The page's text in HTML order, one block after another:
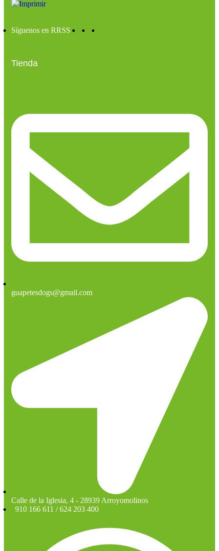
Síguenos en RRSS
Tienda
guapetesdogs@gmail.com
Calle de la Iglesia, 4 - 28939 Arroyomolinos
910 166 611 / 624 203 400